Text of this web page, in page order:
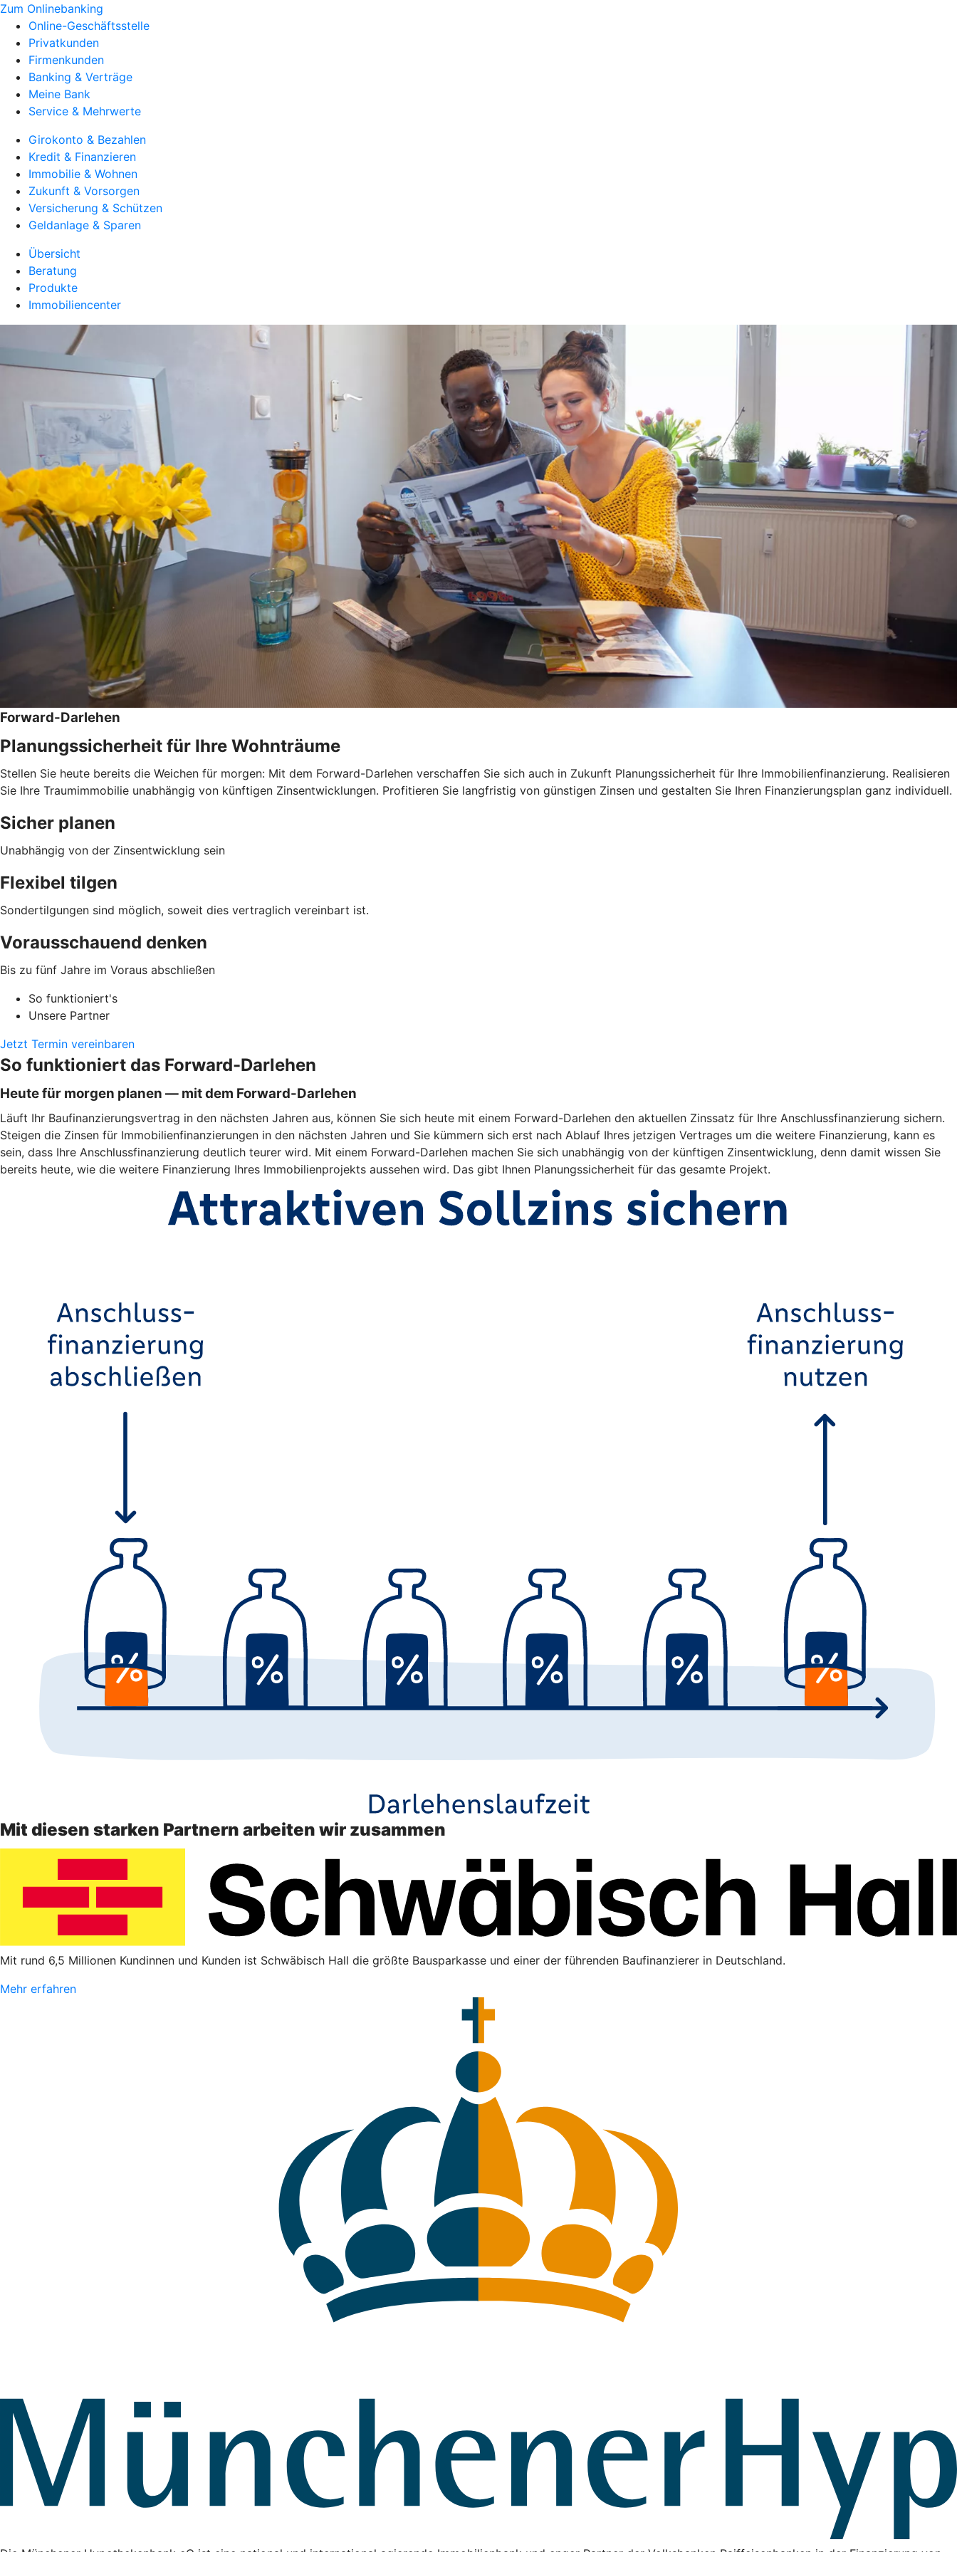
Zum Onlinebanking
Online-Geschäftsstelle
Privatkunden
Firmenkunden
Banking & Verträge
Meine Bank
Service & Mehrwerte
Girokonto & Bezahlen
Kredit & Finanzieren
Immobilie & Wohnen
Zukunft & Vorsorgen
Versicherung & Schützen
Geldanlage & Sparen
Übersicht
Beratung
Produkte
Immobiliencenter
Forward-Darlehen
Planungssicherheit für Ihre Wohnträume
Stellen Sie heute bereits die Weichen für morgen: Mit dem Forward-Darlehen verschaffen Sie sich auch in Zukunft Planungssicherheit für Ihre Immobilienfinanzierung. Realisieren
Sie Ihre Traumimmobilie unabhängig von künftigen Zinsentwicklungen. Profitieren Sie langfristig von günstigen Zinsen und gestalten Sie Ihren Finanzierungsplan ganz individuell.
Sicher planen
Unabhängig von der Zinsentwicklung sein
Flexibel tilgen
Sondertilgungen sind möglich, soweit dies vertraglich vereinbart ist.
Vorausschauend denken
Bis zu fünf Jahre im Voraus abschließen
So funktioniert's
Unsere Partner
Jetzt Termin vereinbaren
So funktioniert das Forward-Darlehen
Heute für morgen planen — mit dem Forward-Darlehen
Läuft Ihr Baufinanzierungsvertrag in den nächsten Jahren aus, können Sie sich heute mit einem Forward-Darlehen den aktuellen Zinssatz für Ihre Anschlussfinanzierung sichern.
Steigen die Zinsen für Immobilienfinanzierungen in den nächsten Jahren und Sie kümmern sich erst nach Ablauf Ihres jetzigen Vertrages um die weitere Finanzierung, kann es
sein, dass Ihre Anschlussfinanzierung deutlich teurer wird. Mit einem Forward-Darlehen machen Sie sich unabhängig von der künftigen Zinsentwicklung, denn damit wissen Sie
bereits heute, wie die weitere Finanzierung Ihres Immobilienprojekts aussehen wird. Das gibt Ihnen Planungssicherheit für das gesamte Projekt.
Mit diesen starken Partnern arbeiten wir zusammen
Mit rund 6,5 Millionen Kundinnen und Kunden ist Schwäbisch Hall die größte Bausparkasse und einer der führenden Baufinanzierer in Deutschland.
Mehr erfahren